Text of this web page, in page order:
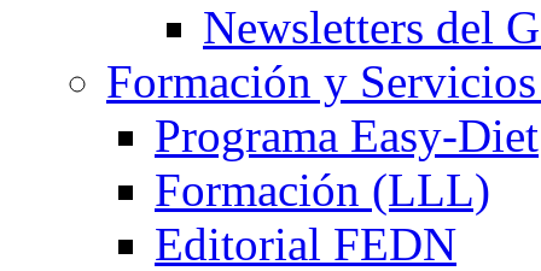
Newsletters del
Formación y
Programa Easy-Diet
Formación (LLL)
Editorial FEDN